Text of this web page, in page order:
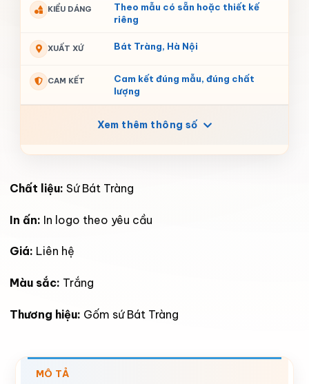
KIỂU DÁNG
Theo mẫu có sẵn hoặc thiết kế
riêng
XUẤT XỨ Bát Tràng, Hà Nội
CAM KẾT
Cam kết đúng mẫu, đúng chất
lượng
Xem thêm thông số
Chất liệu: Sứ Bát Tràng
In ấn: In logo theo yêu cầu
Giá: Liên hệ
Màu sắc: Trắng
Thương hiệu: Gốm sứ Bát Tràng
MÔ TẢ